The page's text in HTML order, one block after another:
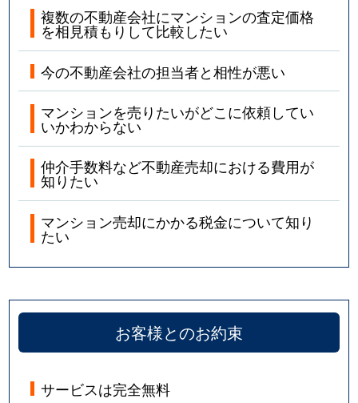
複数の不動産会社にマンションの査定価格
を相見積もりして比較したい
今の不動産会社の担当者と相性が悪い
マンションを売りたいがどこに依頼してい
いかわからない
仲介手数料など不動産売却における費用が
知りたい
マンション売却にかかる税金について知り
たい
お客様とのお約束
サービスは完全無料